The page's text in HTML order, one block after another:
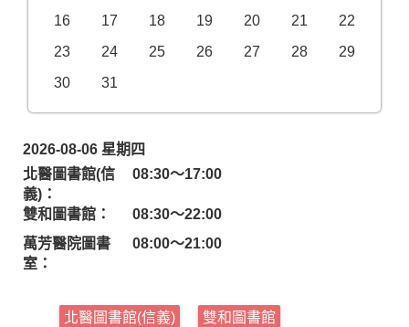
16
17 18 19 20 21
22
23
24 25 26 27 28
29
30
31
2026-08-06 星期四
北醫圖書館(信
義)：
08:30～17:00
雙和圖書館：
08:30～22:00
萬芳醫院圖書
室：
08:00～21:00
北醫圖書館(信義)
雙和圖書館